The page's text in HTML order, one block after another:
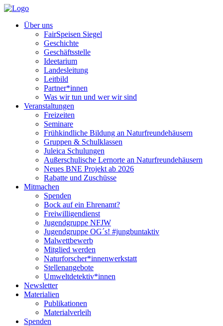
Über uns
FairSpeisen Siegel
Geschichte
Geschäftsstelle
Ideetarium
Landesleitung
Leitbild
Partner*innen
Was wir tun und wer wir sind
Veranstaltungen
Freizeiten
Seminare
Frühkindliche Bildung an Naturfreundehäusern
Gruppen & Schulklassen
Juleica Schulungen
Außerschulische Lernorte an Naturfreundehäusern
Neues BNE Projekt ab 2026
Rabatte und Zuschüsse
Mitmachen
Spenden
Bock auf ein Ehrenamt?
Freiwilligendienst
Jugendgruppe NFJW
Jugendgruppe OG´s! #jungbuntaktiv
Malwettbewerb
Mitglied werden
Naturforscher*innenwerkstatt
Stellenangebote
Umweltdetektiv*innen
Newsletter
Materialien
Publikationen
Materialverleih
Spenden